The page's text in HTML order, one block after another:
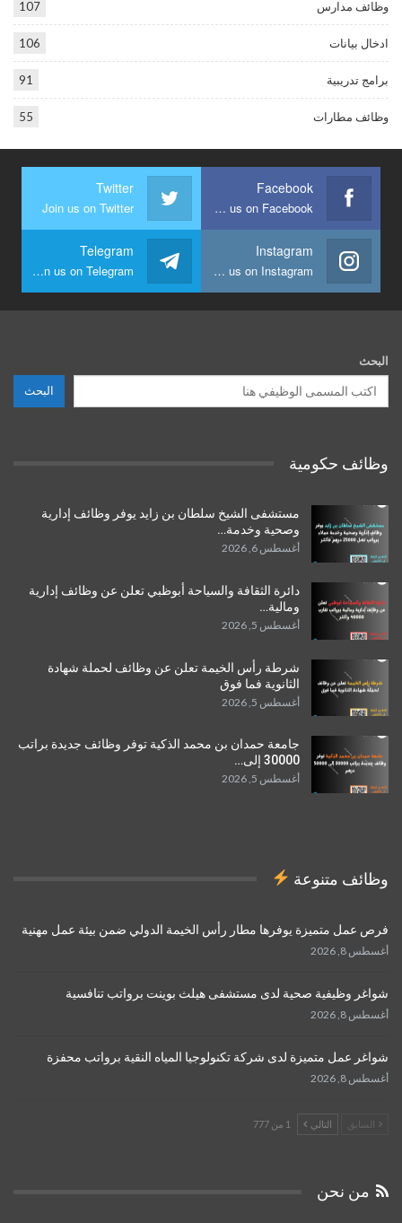
وظائف مدارس 107
ادخال بيانات 106
برامج تدريبية 91
وظائف مطارات 55
Facebook
Join us on Facebook
Twitter
Join us on Twitter
Instagram
Join us on Instagram
Telegram
Join us on Telegram
البحث
البحث
وظائف حكومية
مستشفى الشيخ سلطان بن زايد يوفر وظائف إدارية
وصحية وخدمة…
أغسطس 6, 2026
دائرة الثقافة والسياحة أبوظبي تعلن عن وظائف إدارية
ومالية…
أغسطس 5, 2026
شرطة رأس الخيمة تعلن عن وظائف لحملة شهادة
الثانوية فما فوق
أغسطس 5, 2026
جامعة حمدان بن محمد الذكية توفر وظائف جديدة براتب
30000 إلى…
أغسطس 5, 2026
وظائف متنوعة
فرص عمل متميزة يوفرها مطار رأس الخيمة الدولي ضمن بيئة عمل مهنية
أغسطس 8, 2026
شواغر وظيفية صحية لدى مستشفى هيلث بوينت برواتب تنافسية
أغسطس 8, 2026
شواغر عمل متميزة لدى شركة تكنولوجيا المياه النقية برواتب محفزة
أغسطس 8, 2026
السابق التالي 1 من 777
من نحن